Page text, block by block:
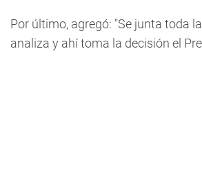
Por último, agregó: "Se junta toda
analiza y ahí toma la decisión el